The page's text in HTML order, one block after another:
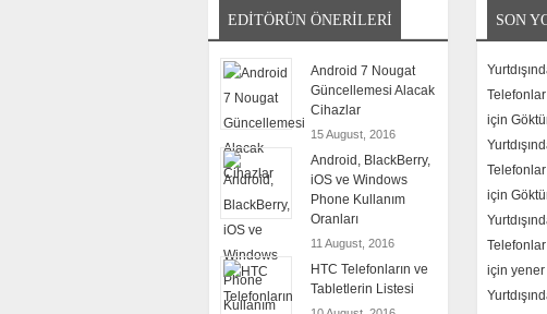
EDITÖRÜN ÖNERILERI
Android 7 Nougat
Güncellemesi Alacak
Cihazlar
15 August, 2016
Android, BlackBerry,
iOS ve Windows
Phone Kullanım
Oranları
11 August, 2016
HTC Telefonların ve
Tabletlerin Listesi
SON
için
için
için yener